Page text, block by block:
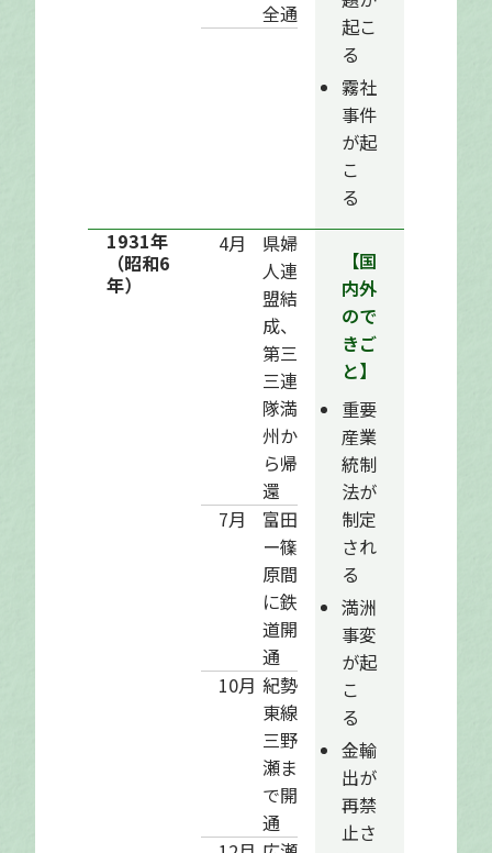
全通
起こ
る
霧社
事件
が起
こ
る
1931年
（昭和6
年）
4月
県婦
人連
盟結
成、
第三
三連
隊満
州か
ら帰
還
7月
富田
ー篠
原間
に鉄
道開
通
10月 紀勢
東線
三野
瀬ま
で開
通
【国
内外
ので
きご
と】
重要
産業
統制
法が
制定
され
る
満洲
事変
が起
こ
る
金輸
出が
再禁
止さ